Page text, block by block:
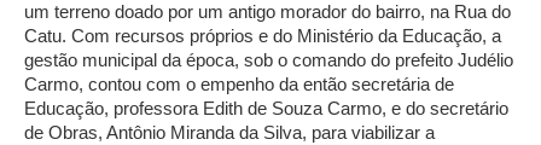
um terreno doado por um antigo morador do bairro, na Rua do
Catu. Com recursos próprios e do Ministério da Educação, a
gestão municipal da época, sob o comando do prefeito Judélio
Carmo, contou com o empenho da então secretária de
Educação, professora Edith de Souza Carmo, e do secretário
de Obras, Antônio Miranda da Silva, para viabilizar a